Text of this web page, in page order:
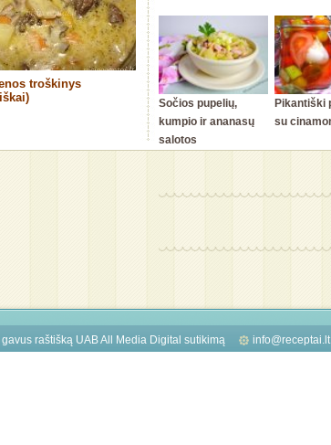
troškinys
Sočios pupelių,
kumpio ir ananasų
salotos
Pikantiški
su
raštišką UAB All Media Digital sutikimą info@receptai.lt